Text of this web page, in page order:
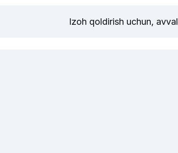
Izoh qoldirish uchun, avval